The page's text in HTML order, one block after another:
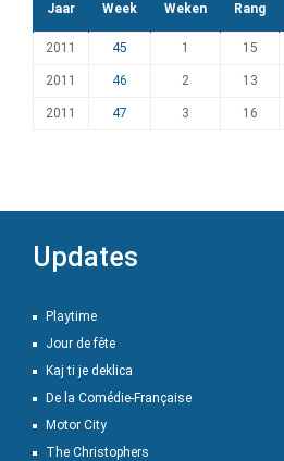
Jaar Week Weken Rang
2011 45 1 15
2011 46 2 13
2011 47 3 16
Updates
Playtime
Jour de fête
Kaj ti je deklica
De la Comédie-Française
Motor City
The Christophers